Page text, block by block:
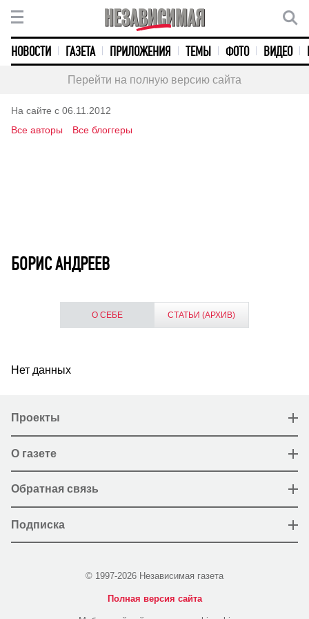
НОВОСТИ ГАЗЕТА ПРИЛОЖЕНИЯ ТЕМЫ ФОТО ВИДЕО
Перейти на полную версию сайта
На сайте с 06.11.2012
Все авторы
Все блоггеры
БОРИС АНДРЕЕВ
О СЕБЕ СТАТЬИ (АРХИВ)
Нет данных
Проекты
О газете
Обратная связь
Подписка
© 1997-2026 Независимая газета
Полная версия сайта